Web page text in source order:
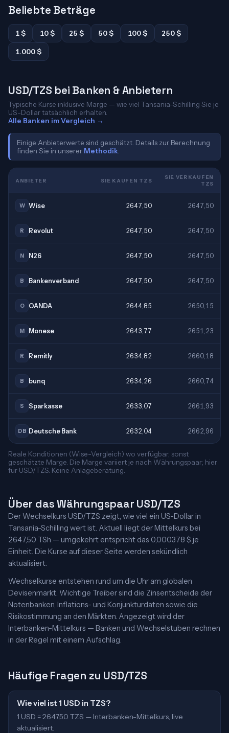
Beliebte Beträge
1 $ 10 $ 25 $ 50 $ 100 $
250 $
1.000 $
USD/TZS bei Banken & Anbietern
Typische Kurse inklusive Marge — wie viel Tansania-Schilling Sie je
US-Dollar tatsächlich erhalten.
Alle Banken im Vergleich →
Einige Anbieterwerte sind geschätzt. Details zur Berechnung
finden Sie in unserer Methodik
ANBIETER SIE KAUFEN TZS
SIE VERKAUFEN
TZS
W Wise 2647,50 2647,50
R Revolut 2647,50 2647,50
N N26 2647,50 2647,50
B Bankenverband 2647,50 2647,50
O OANDA 2644,85 2650,15
M Monese 2643,77 2651,23
R Remitly 2634,82 2660,18
B bunq 2634,26 2660,74
S Sparkasse 2633,07 2661,93
DB Deutsche Bank 2632,04 2662,96
Reale Konditionen (Wise-Vergleich) wo verfügbar, sonst
geschätzte Marge. Die Marge variiert je nach Währungspaar; hier
für USD/TZS. Keine Anlageberatung.
Über das Währungspaar USD/TZS
Der Wechselkurs USD/TZS zeigt, wie viel ein US-Dollar in
Tansania-Schilling wert ist. Aktuell liegt der Mittelkurs bei
2647,50 TSh — umgekehrt entspricht das 0,000378 $ je
Einheit. Die Kurse auf dieser Seite werden sekündlich
aktualisiert.
Wechselkurse entstehen rund um die Uhr am globalen
Devisenmarkt. Wichtige Treiber sind die Zinsentscheide der
Notenbanken, Inflations- und Konjunkturdaten sowie die
Risikostimmung an den Märkten. Angezeigt wird der
Interbanken-Mittelkurs — Banken und Wechselstuben rechnen
in der Regel mit einem Aufschlag.
Häufige Fragen zu USD/TZS
Wie viel ist 1 USD in TZS?
1 USD = 2647,50 TZS — Interbanken-Mittelkurs, live
aktualisiert.